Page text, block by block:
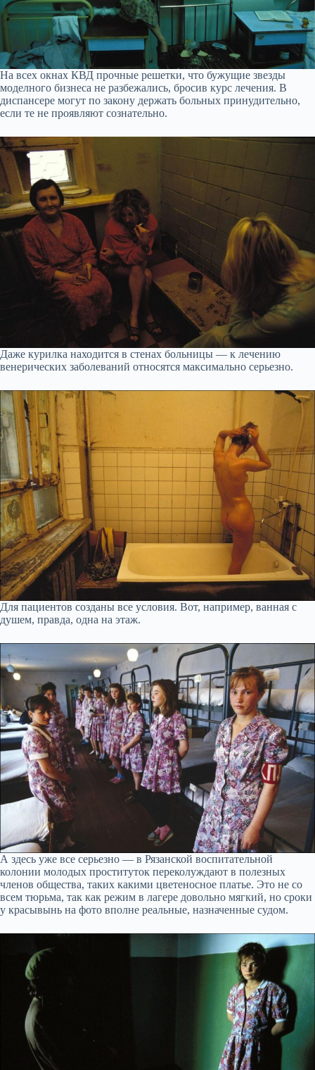
На всех окнах КВД прочные решетки, что бужущие звезды
моделного бизнеса не разбежались, бросив курс лечения. В
диспансере могут по закону держать больных принудительно,
если те не проявляют сознательно.
Даже курилка находится в стенах больницы — к лечению
венерических заболеваний относятся максимально серьезно.
Для пациентов созданы все условия. Вот, например, ванная с
душем, правда, одна на этаж.
А здесь уже все серьезно — в Рязанской воспитательной
колонии молодых проституток переколуждают в полезных
членов общества, таких какими цветеносное платье. Это не со
всем тюрьма, так как режим в лагере довольно мягкий, но сроки
у красывынь на фото вполне реальные, назначенные судом.